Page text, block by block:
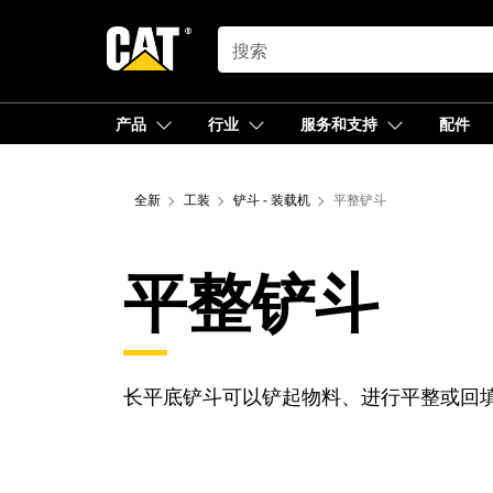
SEARCH
产品 行业 服务和支持 配件
全新 工装 铲斗 - 装载机 平整铲斗
平整铲斗
长平底铲斗可以铲起物料、进行平整或回